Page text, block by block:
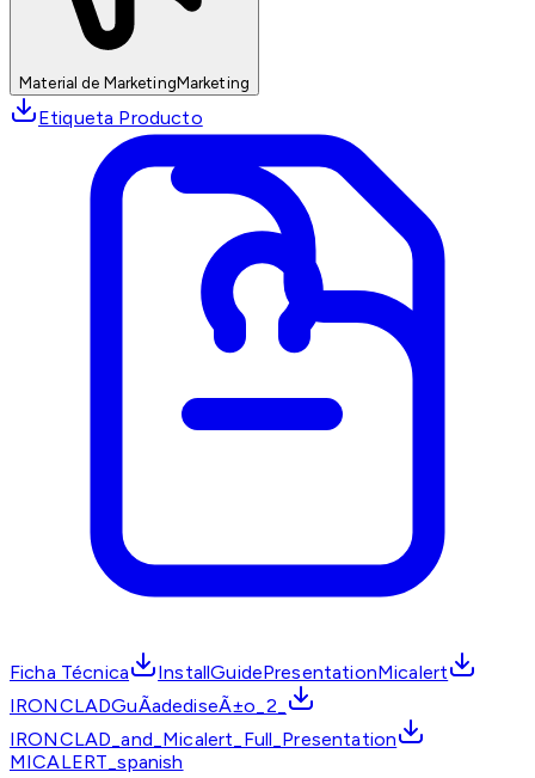
Material de MarketingMarketing
Etiqueta Producto
Ficha Técnica
InstallGuidePresentationMicalert
IRONCLADGuÃ­adediseÃ±o_2_
IRONCLAD_and_Micalert_Full_Presentation
MICALERT_spanish